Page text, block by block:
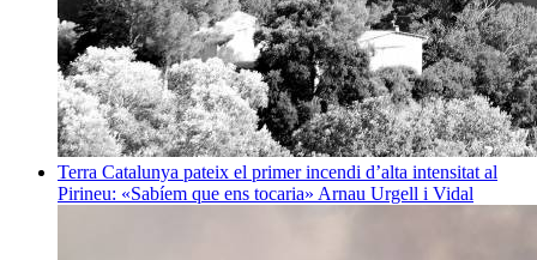
Terra Catalunya pateix el primer incendi d’alta intensitat al
Pirineu: «Sabíem que ens tocaria» Arnau Urgell i Vidal